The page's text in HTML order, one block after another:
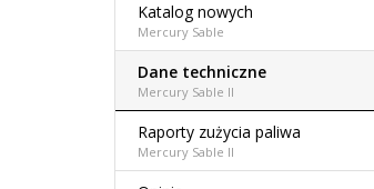
Katalog nowych
Mercury Sable
Dane techniczne
Mercury Sable II
Raporty zużycia paliwa
Mercury Sable II